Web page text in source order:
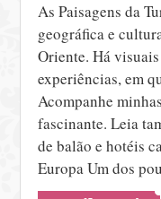
As Paisagens da
geográfica e
Oriente. Há
experiências, em
Acompanhe
fascinante. Leia
de balão e hotéis
Europa Um dos